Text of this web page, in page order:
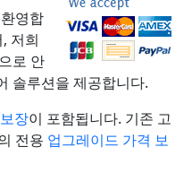
영합
저희
로 안
솔루션을 제공합니다.
장이 포함됩니다. 기존 고
전용 업그레이드 가격 보